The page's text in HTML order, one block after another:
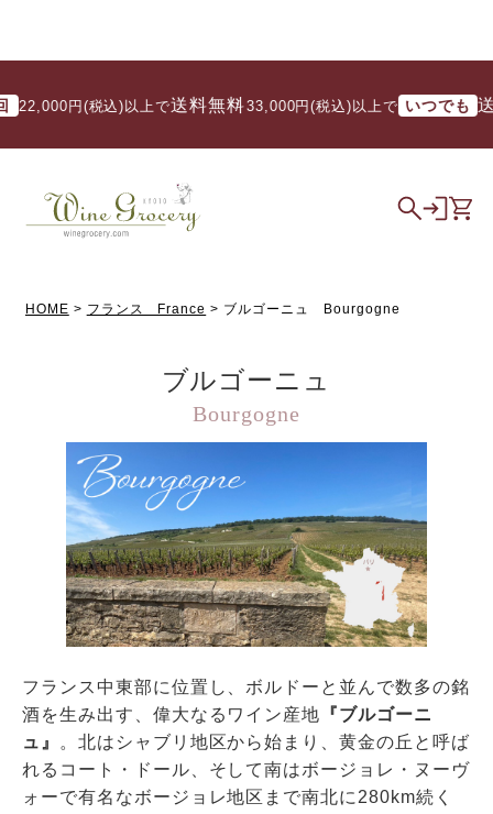
(税込)以上で送料無料/ 33,000円(税込)以上で いつでも 送料無料
HOME フランス France ブルゴーニュ Bourgogne
ブルゴーニュ
Bourgogne
フランス中東部に位置し、ボルドーと並んで数多の銘
酒を生み出す、偉大なるワイン産地 『ブルゴーニ
ュ』
。北はシャブリ地区から始まり、黄金の丘と呼ば
れるコート・ドール、そして南はボージョレ・ヌーヴ
ォーで有名なボージョレ地区まで南北に280km続く